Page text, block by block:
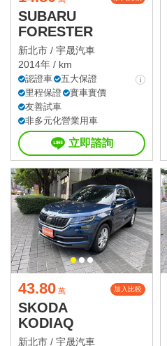
SUBARU
FORESTER
新北市 / 宇晟汽車
2014年 / km
認證車
五大保證
里程保證
實車實價
友善試車
非多元化營業用車
立即諮詢
43.80 萬 加入比較
SKODA
KODIAQ
新北市 / 宇晟汽車